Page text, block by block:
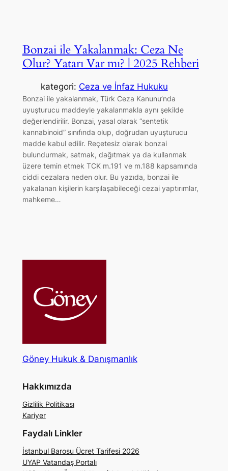
Bonzai ile Yakalanmak: Ceza Ne
Olur? Yatarı Var mı? | 2025 Rehberi
kategori: Ceza ve İnfaz Hukuku
Bonzai ile yakalanmak, Türk Ceza Kanunu’nda
uyuşturucu maddeyle yakalanmakla aynı şekilde
değerlendirilir. Bonzai, yasal olarak “sentetik
kannabinoid” sınıfında olup, doğrudan uyuşturucu
madde kabul edilir. Reçetesiz olarak bonzai
bulundurmak, satmak, dağıtmak ya da kullanmak
üzere temin etmek TCK m.191 ve m.188 kapsamında
ciddi cezalara neden olur. Bu yazıda, bonzai ile
yakalanan kişilerin karşılaşabileceği cezai yaptırımlar,
mahkeme…
Göney Hukuk & Danışmanlık
Hakkımızda
Gizlilik Politikası
Kariyer
Faydalı Linkler
İstanbul Barosu Ücret Tarifesi 2026
UYAP Vatandaş Portalı